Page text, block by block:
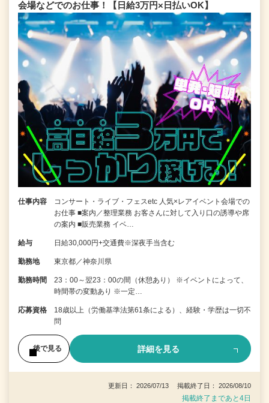
会場などでのお仕事！【日給3万円×日払いOK】
仕事内容
コンサート・ライブ・フェスetc 人気×レアイベント会場での
お仕事 ■案内／整理業務 お客さんに対して入り口の誘導や席
の案内 ■販売業務 イベ…
給与 日給30,000円+交通費※深夜手当含む
勤務地 東京都／神奈川県
勤務時間
23：00～翌23：00の間（休憩あり） ※イベントによって、
時間帯の変動あり ※一定…
応募資格
18歳以上（労働基準法第61条による）、経験・学歴は一切不
問
後で見る 詳細を見る
更新日： 2026/07/13 掲載終了日： 2026/08/10
掲載終了まであと4日